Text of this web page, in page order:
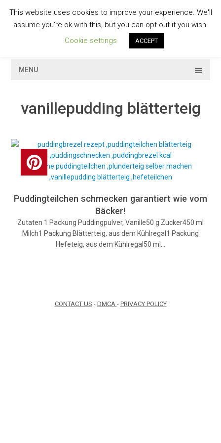
contentGESCHMACKVOLL
MENU
vanillepudding blätterteig
Puddingteilchen schmecken garantiert wie vom
Bäcker!
Zutaten 1 Packung Puddingpulver, Vanille50 g Zucker450 ml
Milch1 Packung Blätterteig, aus dem Kühlregal1 Packung
Hefeteig, aus dem Kühlregal50 ml…
CONTACT US - DMCA - PRIVACY POLICY
This website uses cookies to improve your experience. We'll
assume you're ok with this, but you can opt-out if you wish.
Cookie settings
ACCEPT